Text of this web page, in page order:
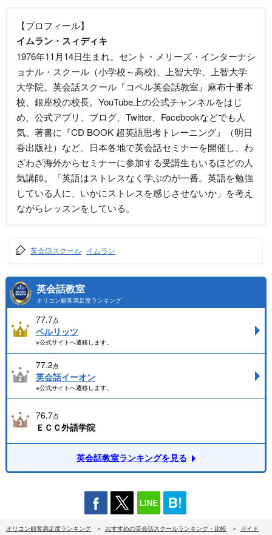
【プロフィール】
イムラン・スィディキ
1976年11月14日生まれ。セント・メリーズ・インターナシ
ョナル・スクール（小学校～高校)、上智大学、上智大学
大学院。英会話スクール『コペル英会話教室』麻布十番本
校、銀座校の校長。YouTube上の公式チャンネルをはじ
め、公式アプリ、ブログ、Twitter、Facebookなどでも人
気。著書に『CD BOOK 超英語思考トレーニング』（明日
香出版社）など。日本各地で英会話セミナーを開催し、わ
ざわざ海外からセミナーに参加する受講生もいるほどの人
気講師。「英語はストレスなく学ぶのが一番。英語を勉強
している人に、いかにストレスを感じさせないか」を考え
ながらレッスンをしている。
英会話スクール イムラン
英会話教室
オリコン顧客満足度ランキング
77.7点
ベルリッツ
※公式サイトへ遷移します。
77.2点
英会話イーオン
※公式サイトへ遷移します。
76.7点
ＥＣＣ外語学院
英会話教室ランキングを見る
オリコン顧客満足度ランキング おすすめの英会話スクールランキング・比較
ガイド